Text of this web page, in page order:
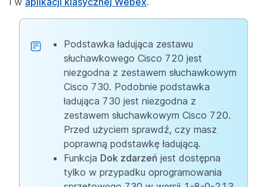
Podstawka ładująca zestawu
słuchawkowego Cisco 720 jest
niezgodna z zestawem słuchawkowym
Cisco 730. Podobnie podstawka
ładująca 730 jest niezgodna z
zestawem słuchawkowym Cisco 720.
Przed użyciem sprawdź, czy masz
poprawną podstawkę ładującą.
Funkcja Dok zdarzeń jest dostępna
tylko w przypadku oprogramowania